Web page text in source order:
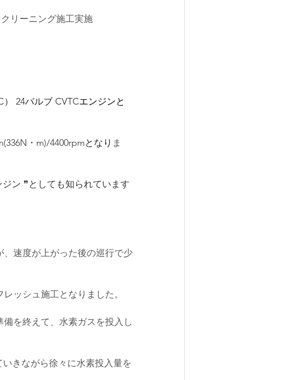
リーニング施工実施
24バルブ CVTCエンジンと
・m)/4400rpmとなり ま
ン ❞としても知られています
速度が上がった後の巡行で少
ッシュ施工となりました。
を終えて、水素ガスを投入し
きながら徐々に水素投入量を